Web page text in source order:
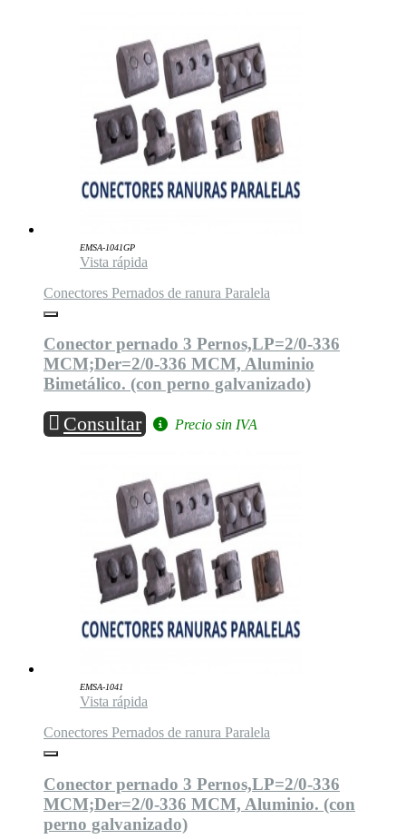
EMSA-1041GP
Vista rápida
Conectores Pernados de ranura Paralela
Conector pernado 3 Pernos,LP=2/0-336
MCM;Der=2/0-336 MCM, Aluminio
Bimetálico. (con perno galvanizado)
Consultar Precio sin IVA
EMSA-1041
Vista rápida
Conectores Pernados de ranura Paralela
Conector pernado 3 Pernos,LP=2/0-336
MCM;Der=2/0-336 MCM, Aluminio. (con
perno galvanizado)